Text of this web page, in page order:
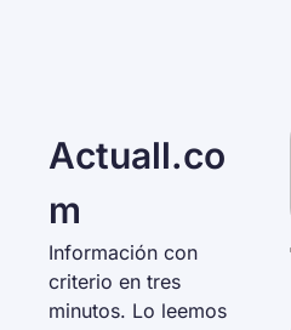
Actuall.co
m
Información con
criterio en tres
minutos. Lo leemos